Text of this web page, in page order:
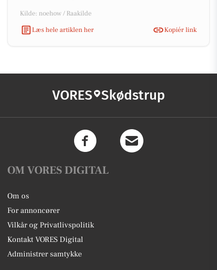
Kilde: noehow / Raakilde
Læs hele artiklen her
Kopiér link
VORES Skødstrup
OM VORES DIGITAL
Om os
For annoncører
Vilkår og Privatlivspolitik
Kontakt VORES Digital
Administrer samtykke